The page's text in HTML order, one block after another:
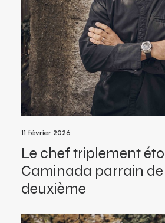
11 février 2026
Le chef triplement
Caminada parrain de
deuxième